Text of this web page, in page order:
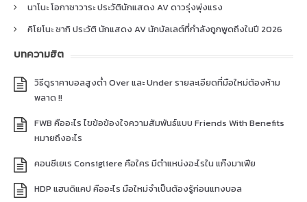
นาโนะ โอกาซาวาระ ประวัตินักแสดง AV ดาวรุ่งพุ่งแรง
คิโยโนะ ซากิ ประวัติ นักแสดง AV นักบัลเลต์ที่กำลังถูกพูดถึงในปี 2026
บทความฮิต
วิธีดูราคาบอลสูงต่ำ Over และ Under รายละเอียดที่มือใหม่ต้องห้าม
พลาด !!
FWB คืออะไร ไขข้อข้องใจความสัมพันธ์แบบ Friends With Benefits
หมายถึงอะไร
คอนซีเยเร Consigliere คือใคร มีตำแหน่งอะไรใน แก๊งมาเฟีย
HDP แฮนดิแคป คืออะไร มือใหม่จำเป็นต้องรู้ก่อนแทงบอล